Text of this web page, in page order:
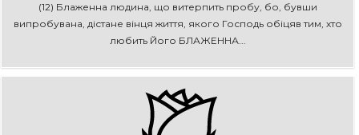
(12) Блаженна людина, що витерпить пробу, бо, бувши
випробувана, дістане вінця життя, якого Господь обіцяв тим, хто
любить Його БЛАЖЕННА...